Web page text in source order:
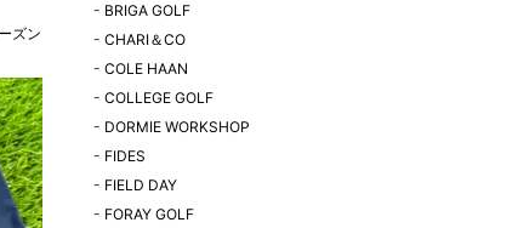
ズン
- BRIGA GOLF
- CHARI＆CO
- COLE HAAN
- COLLEGE GOLF
- DORMIE WORKSHOP
- FIDES
- FIELD DAY
- FORAY GOLF